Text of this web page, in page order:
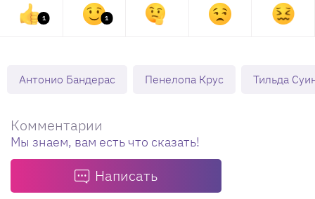
1 1
Антонио Бандерас Пенелопа Крус Тильда
Комментарии
Мы знаем, вам есть что сказать!
Написать